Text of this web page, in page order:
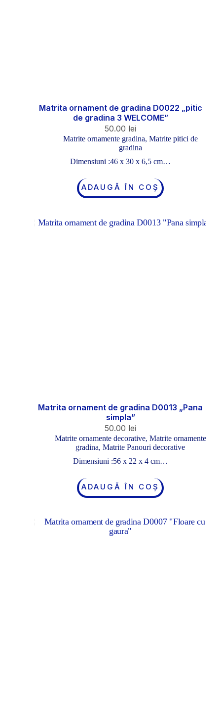
Matrita ornament de gradina D0022 „pitic
de gradina 3 WELCOME”
50.00 lei
Matrite ornamente gradina, Matrite pitici de
gradina
Dimensiuni :46 x 30 x 6,5 cm…
ADAUGĂ ÎN COȘ
Matrita ornament de gradina D0013 „Pana
simpla”
50.00 lei
Matrite ornamente decorative, Matrite ornamente
gradina, Matrite Panouri decorative
Dimensiuni :56 x 22 x 4 cm…
ADAUGĂ ÎN COȘ